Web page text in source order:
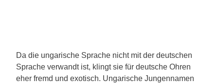
Da die ungarische Sprache nicht mit der deutschen
Sprache verwandt ist, klingt sie für deutsche Ohren
eher fremd und exotisch. Ungarische Jungennamen